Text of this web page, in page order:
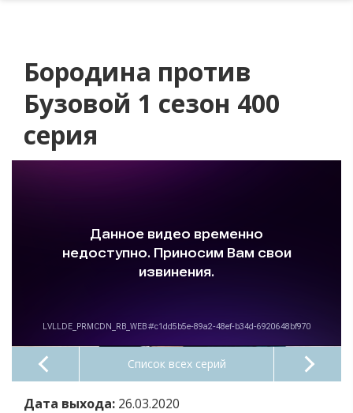
Бородина против
Бузовой 1 сезон 400
серия
Список всех серий
Дата выхода: 26.03.2020